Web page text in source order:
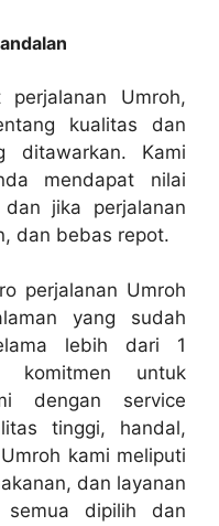
perjalanan Umroh,
kualitas dan
ditawarkan. Kami
mendapat nilai
jika perjalanan
dan bebas repot.
perjalanan Umroh
yang sudah
lebih dari 1
komitmen untuk
dengan service
tinggi, handal,
kami meliputi
dan layanan
dipilih dan